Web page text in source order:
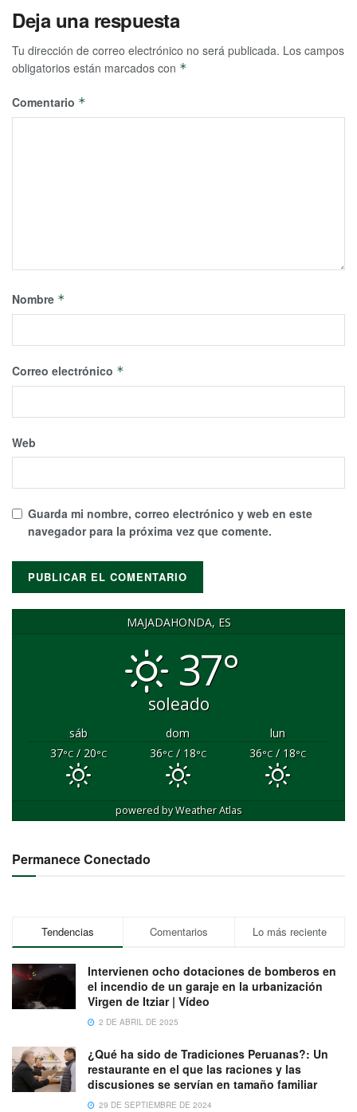
Deja una respuesta
Tu dirección de correo electrónico no será publicada. Los campos
obligatorios están marcados con *
Comentario *
Nombre *
Correo electrónico *
Web
Guarda mi nombre, correo electrónico y web en este
navegador para la próxima vez que comente.
MAJADAHONDA, ES
37°
soleado
sáb dom
lun
37°C/ 20°C 36°C/ 18°C 36°C/ 18°C
powered byWeather Atlas
Permanece Conectado
Tendencias Comentarios Lo más reciente
Intervienen ocho dotaciones de bomberos en
el incendio de un garaje en la urbanización
Virgen de Itziar | Vídeo
2 DE ABRIL DE 2025
¿Qué ha sido de Tradiciones Peruanas?: Un
restaurante en el que las raciones y las
discusiones se servían en tamaño familiar
29 DE SEPTIEMBRE DE 2024